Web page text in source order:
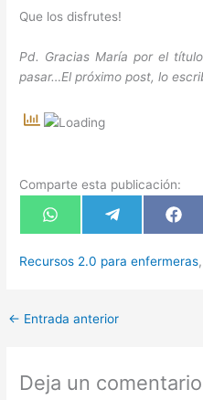
Que los disfrutes!
Pd. Gracias María por el
pasar…El próximo post, lo
Comparte esta publicación:
Compartir
en
Compartir
en
en
Recursos 2.0 para enfermeras,
← Entrada anterior
Deja un comentario